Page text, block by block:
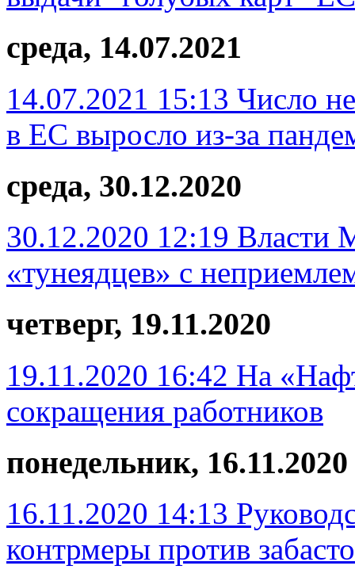
среда, 14.07.2021
14.07.2021 15:13 Число
в ЕС выросло из-за
среда, 30.12.2020
30.12.2020 12:19 Власти
«тунеядцев» с
четверг, 19.11.2020
19.11.2020 16:42 На
сокращения работников
понедельник, 16.11.2020
16.11.2020 14:13
контрмеры против